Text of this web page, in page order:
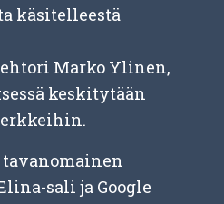
käsitelleestä
Marko Ylinen,
keskitytään
sali ja Google